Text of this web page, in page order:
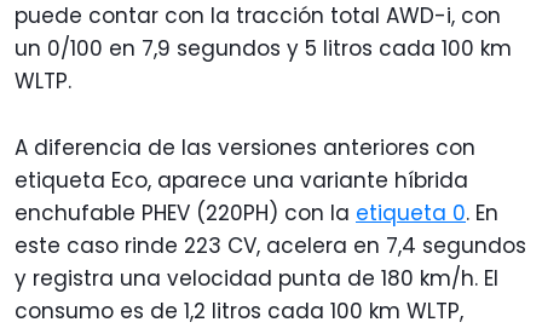
puede contar con la tracción total AWD-i, con
un 0/100 en 7,9 segundos y 5 litros cada 100 km
WLTP.
A diferencia de las versiones anteriores con
etiqueta Eco, aparece una variante híbrida
enchufable PHEV (220PH) con la etiqueta 0. En
este caso rinde 223 CV, acelera en 7,4 segundos
y registra una velocidad punta de 180 km/h. El
consumo es de 1,2 litros cada 100 km WLTP,